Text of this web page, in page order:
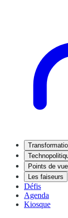
Points de vue
Les faiseurs
Défis
Agenda
Kiosque